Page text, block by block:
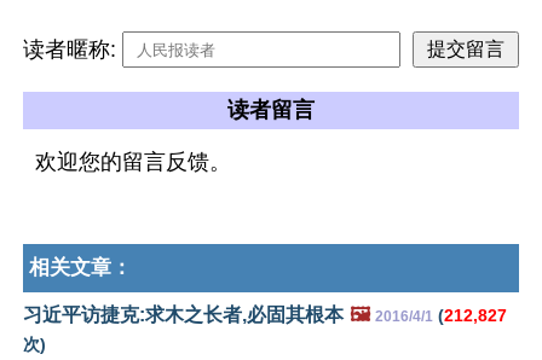
读者暱称:
读者留言
欢迎您的留言反馈。
相关文章：
习近平访捷克:求木之长者,必固其根本 🖼️ 2016/4/1 (212,827
次)